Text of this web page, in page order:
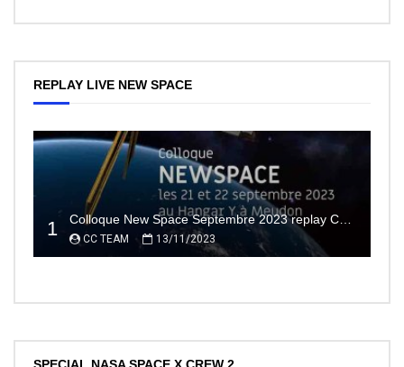
REPLAY LIVE NEW SPACE
1 CC TEAM 13/11/2023
SPECIAL NASA SPACE X CREW 2